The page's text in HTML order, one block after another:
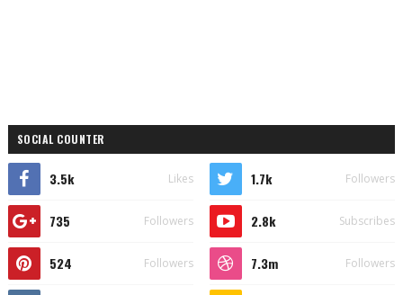
SOCIAL COUNTER
3.5k Likes 1.7k Followers
735 Followers 2.8k Subscribes
524 Followers 7.3m Followers